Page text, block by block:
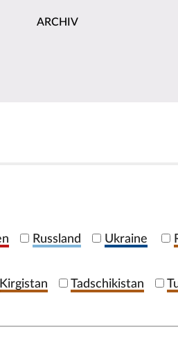
ARCHIV
Russland Ukraine
Kirgistan Tadschikistan